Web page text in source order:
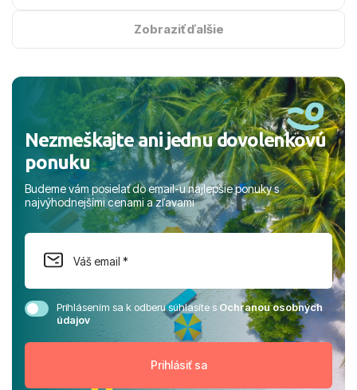
s hviezdičkou. ​Už teraz sa tešíme, kam s nami vyrazíte
Zobraziť ďalšie
Nezmeškajte ani jednu dovolenkovú
ponuku
Budeme vám posielať do email-u najlepšie ponuky s
najvýhodnejšími cenami a zľavami
Prihlásením sa k odberu súhlasíte sOchranou osobných
údajov